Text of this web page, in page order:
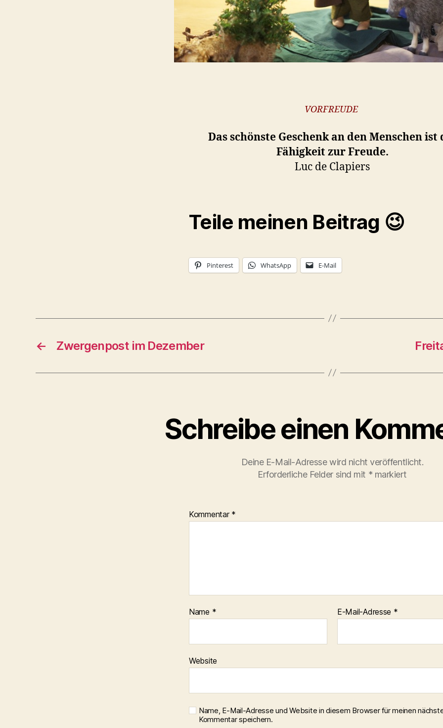
VORFREUDE
Das schönste Geschenk an den Menschen ist
Fähigkeit zur Freude.
Luc de Clapiers
Teile meinen Beitrag 😉
Pinterest WhatsApp E-Mail
← Zwergenpost im Dezember
Schreibe einen
Deine E-Mail-Adresse wird nicht veröffentlicht.
Erforderliche Felder sind mit * markiert
Kommentar *
Name * E-Mail-Adresse *
Website
Name, E-Mail-Adresse und Website in diesem Browser für meinen
Kommentar speichern.